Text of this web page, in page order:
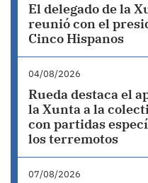
El delegado de la
reunió con el
Cinco Hispanos
04/08/2026
Rueda destaca el
la Xunta a la
con partidas
los terremotos
07/08/2026